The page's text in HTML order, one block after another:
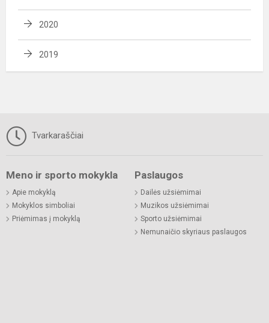
2020
2019
Tvarkaraščiai
Meno ir sporto mokykla
Apie mokyklą
Mokyklos simboliai
Priėmimas į mokyklą
Paslaugos
Dailės užsiėmimai
Muzikos užsiėmimai
Sporto užsiėmimai
Nemunaičio skyriaus paslaugos